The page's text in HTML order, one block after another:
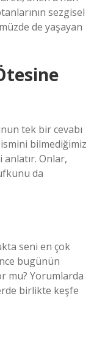
sezgisel
de yaşayan
tek bir cevabı
bilmediğimiz
anlatır. Onlar,
da
seni en çok
bugünün
mu? Yorumlarda
birlikte keşfe